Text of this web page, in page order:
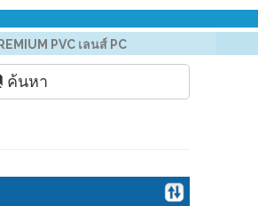
PVC เลนส์ PC
ค้นหา